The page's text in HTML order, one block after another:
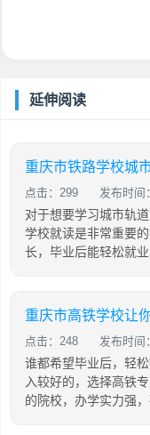
延伸阅读
重庆市铁路学校城
点击：299 发布时间
对于想要学习城市轨
学校就读是非常重要
长，毕业后能轻松就业
重庆市高铁学校让
点击：248 发布时间
谁都希望毕业后，轻
入较好的，选择高铁
的院校，办学实力强